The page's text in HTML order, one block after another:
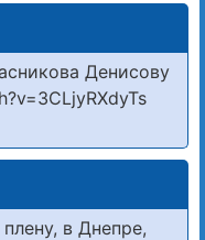
Денисову
в Днепре,